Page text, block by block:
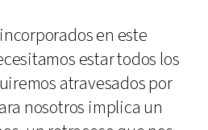
en este
estar todos los
atravesados por
nosotros implica un